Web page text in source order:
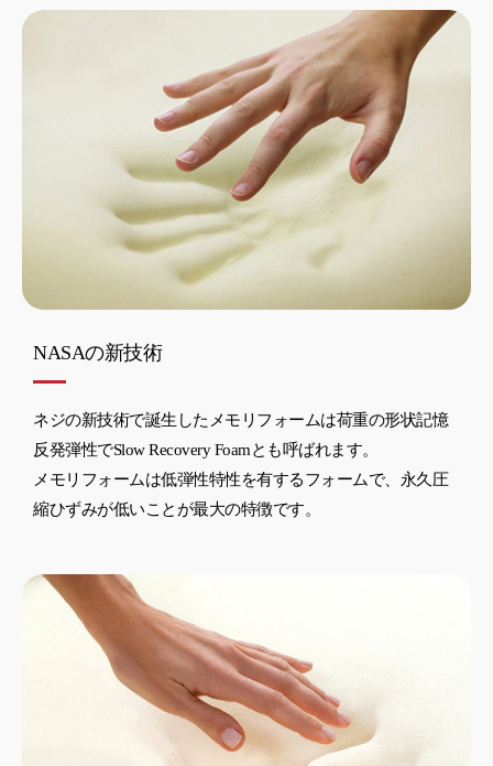
NASAの新技術
ネジの新技術で誕生したメモリフォームは荷重の形状記憶
反発弾性でSlow Recovery Foamとも呼ばれます。
メモリフォームは低弾性特性を有するフォームで、永久圧
縮ひずみが低いことが最大の特徴です。